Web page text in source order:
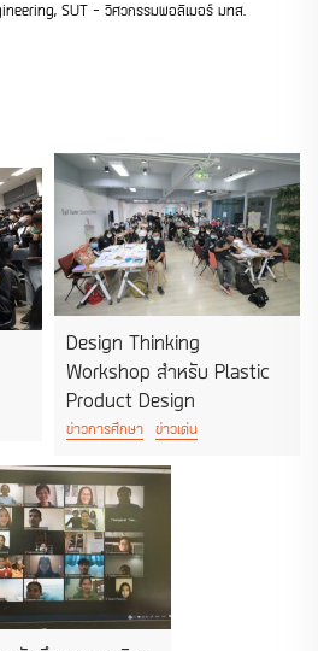
SUT - วิศวกรรมพอลิเมอร์ มทส.
Design Thinking
Workshop สำหรับ Plastic
Product Design
ข่าวการศึกษา ข่าวเด่น